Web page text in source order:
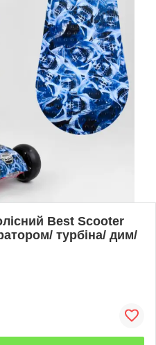
Best Scooter
турбіна/ дим/